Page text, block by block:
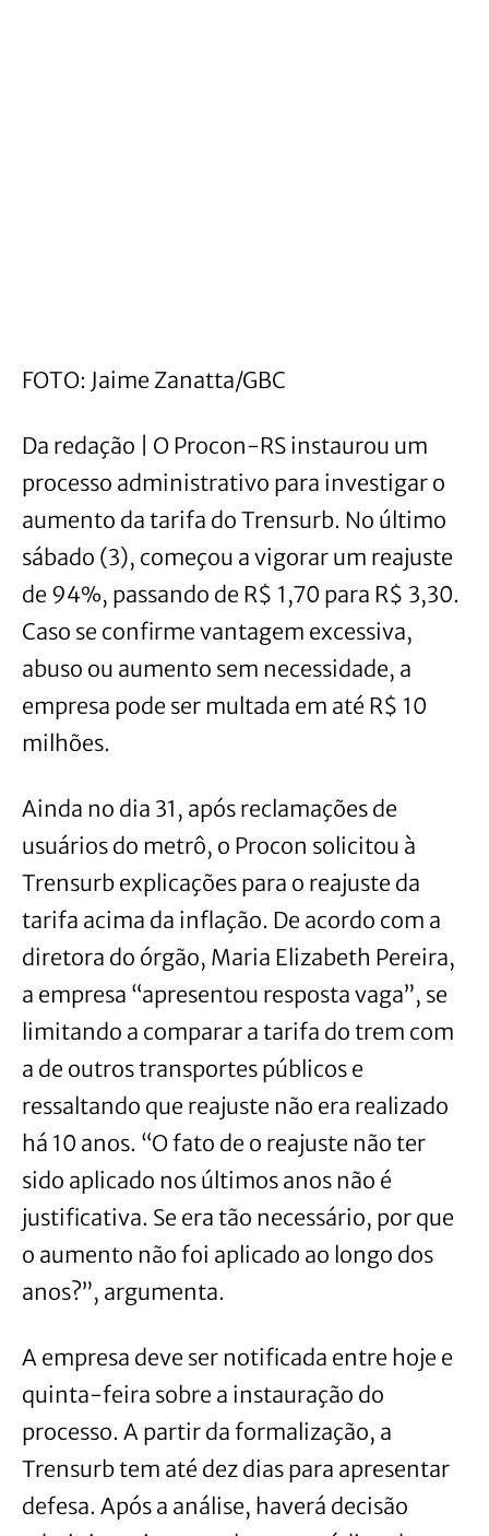
FOTO: Jaime Zanatta/GBC
Da redação | O Procon-RS instaurou um
processo administrativo para investigar o
aumento da tarifa do Trensurb. No último
sábado (3), começou a vigorar um reajuste
de 94%, passando de R$ 1,70 para R$ 3,30.
Caso se confirme vantagem excessiva,
abuso ou aumento sem necessidade, a
empresa pode ser multada em até R$ 10
milhões.
Ainda no dia 31, após reclamações de
usuários do metrô, o Procon solicitou à
Trensurb explicações para o reajuste da
tarifa acima da inflação. De acordo com a
diretora do órgão, Maria Elizabeth Pereira,
a empresa “apresentou resposta vaga”, se
limitando a comparar a tarifa do trem com
a de outros transportes públicos e
ressaltando que reajuste não era realizado
há 10 anos. “O fato de o reajuste não ter
sido aplicado nos últimos anos não é
justificativa. Se era tão necessário, por que
o aumento não foi aplicado ao longo dos
anos?”, argumenta.
A empresa deve ser notificada entre hoje e
quinta-feira sobre a instauração do
processo. A partir da formalização, a
Trensurb tem até dez dias para apresentar
defesa. Após a análise, haverá decisão